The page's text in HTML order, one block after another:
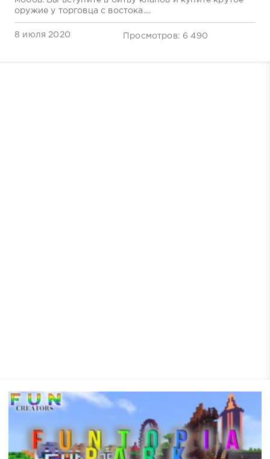
оружие у торговца с востока....
8 июля 2020 Просмотров: 6 490